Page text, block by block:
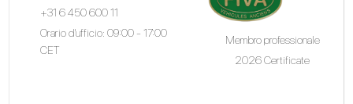
+31 6 450 600 11
Orario d'ufficio: 09:00 - 17:00
CET
Membro professionale
2026 Certificate